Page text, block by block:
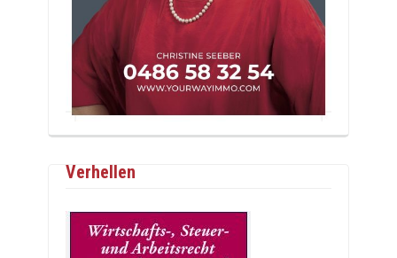
Verhellen